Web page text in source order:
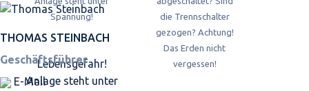
THOMAS STEINBACH
Geschäftsführer
E-Mail
Lebensgefahr!
Anlage steht unter